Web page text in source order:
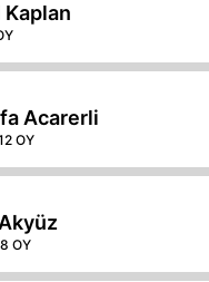
Kaplan
Acarerli
OY
8 OY